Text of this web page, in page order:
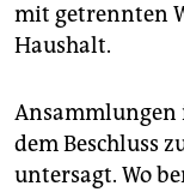
mit getrennten
Haushalt.
Ansammlungen
dem Beschluss
untersagt. Wo